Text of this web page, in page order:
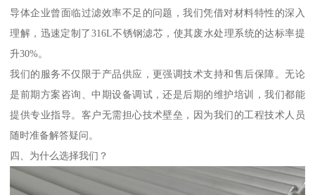
导体企业曾面临过滤效率不足的问题，我们凭借对材料特性的深入
理解，迅速定制了316L不锈钢滤芯，使其废水处理系统的达标率提
升30%。
我们的服务不仅限于产品供应，更强调技术支持和售后保障。无论
是前期方案咨询、中期设备调试，还是后期的维护培训，我们都能
提供专业指导。客户无需担心技术壁垒，因为我们的工程技术人员
随时准备解答疑问。
四、为什么选择我们？